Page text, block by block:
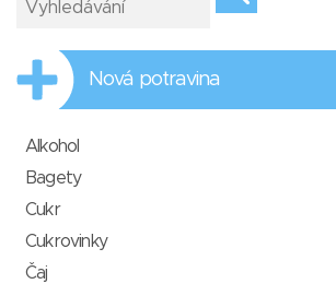
Nová potravina
Alkohol
Bagety
Cukr
Cukrovinky
Čaj